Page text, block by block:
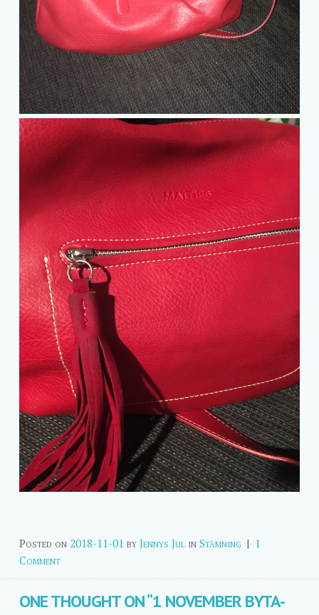
Posted on 2018-11-01 by Jennys Jul in Stämning | 1
Comment
ONE THOUGHT ON “1 NOVEMBER BYTA-